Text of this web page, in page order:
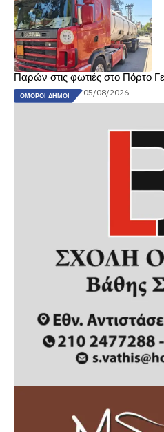
Παρών στις φωτιές στο Πόρτο
ΌΜΟΡΟΙ ΔΉΜΟΙ 05/08/2026